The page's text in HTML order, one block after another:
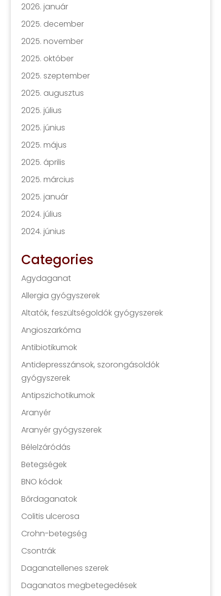
2026. január
2025. december
2025. november
2025. október
2025. szeptember
2025. augusztus
2025. július
2025. június
2025. május
2025. április
2025. március
2025. január
2024. július
2024. június
Categories
Agydaganat
Allergia gyógyszerek
Altatók, feszültségoldók gyógyszerek
Angioszarkóma
Antibiotikumok
Antidepresszánsok, szorongásoldók
gyógyszerek
Antipszichotikumok
Aranyér
Aranyér gyógyszerek
Bélelzáródás
Betegségek
BNO kódok
Bőrdaganatok
Colitis ulcerosa
Crohn-betegség
Csontrák
Daganatellenes szerek
Daganatos megbetegedések